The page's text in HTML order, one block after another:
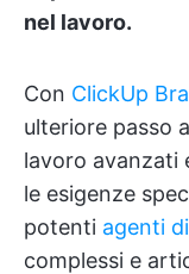
nel lavoro.
Con ClickUp
ulteriore passo
lavoro avanzati
le esigenze
potenti agenti
complessi e